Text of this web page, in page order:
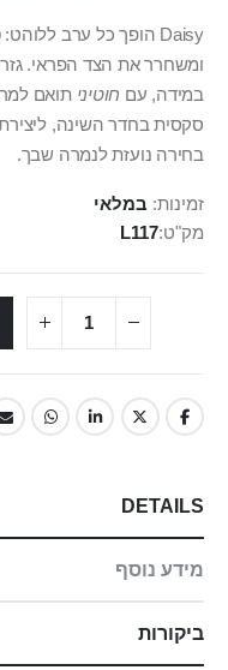
Daisy הופך כל ערב ללוהט:
ומשחרר את הצד הפראי.
במידה, עם חוטיני תואם
סקסית בחדר השינה, ליצירת
בחירה נועזת לנמרה שבך.
זמינות: במלאי
מק"ט L117
DETAILS
מידע נוסף
ביקורות